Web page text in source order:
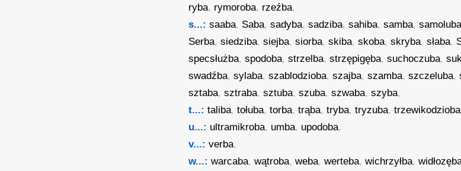
ryba, rymoroba, rzeźba,
s...: saaba, Saba,sadyba,sadziba,sahiba,samba,
Serba,siedziba,siejba,siorba,skiba,skoba,skryba,słaba,
specsłużba,spodoba,strzelba,strzępigęba,suchoczuba,
swadźba,sylaba,szablodzioba,szajba,szamba,szczeluba,
sztaba,sztraba,sztuba,szuba,szwaba,szyba,
t...: taliba,tołuba,torba,trąba,tryba,tryzuba,trzewikodzioba
u...: ultramikroba, umba, upodoba,
v...: verba,
w...: warcaba,wątroba,weba,werteba,wichrzyłba,